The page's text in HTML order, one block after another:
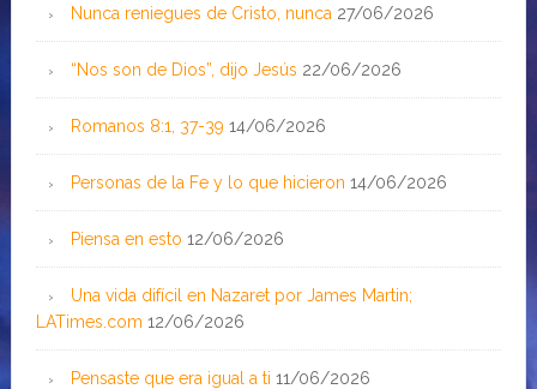
Nunca reniegues de Cristo, nunca 27/06/2026
“Nos son de Dios”, dijo Jesús 22/06/2026
Romanos 8:1, 37-39 14/06/2026
Personas de la Fe y lo que hicieron 14/06/2026
Piensa en esto 12/06/2026
Una vida difícil en Nazaret por James Martin;
LATimes.com 12/06/2026
Pensaste que era igual a ti 11/06/2026